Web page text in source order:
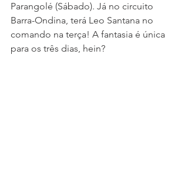
Parangolé (Sábado). Já no circuito
Barra-Ondina, terá Leo Santana no
comando na terça! A fantasia é única
para os três dias, hein?